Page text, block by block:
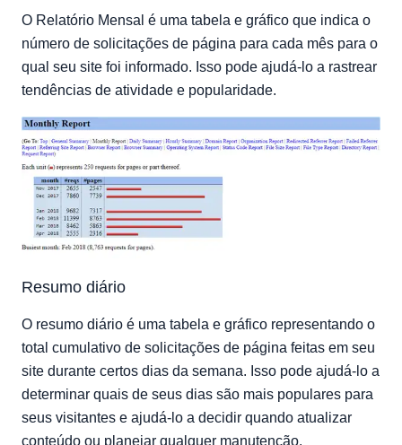
O Relatório Mensal é uma tabela e gráfico que indica o
número de solicitações de página para cada mês para o
qual seu site foi informado. Isso pode ajudá-lo a rastrear
tendências de atividade e popularidade.
Resumo diário
O resumo diário é uma tabela e gráfico representando o
total cumulativo de solicitações de página feitas em seu
site durante certos dias da semana. Isso pode ajudá-lo a
determinar quais de seus dias são mais populares para
seus visitantes e ajudá-lo a decidir quando atualizar
conteúdo ou planejar qualquer manutenção.